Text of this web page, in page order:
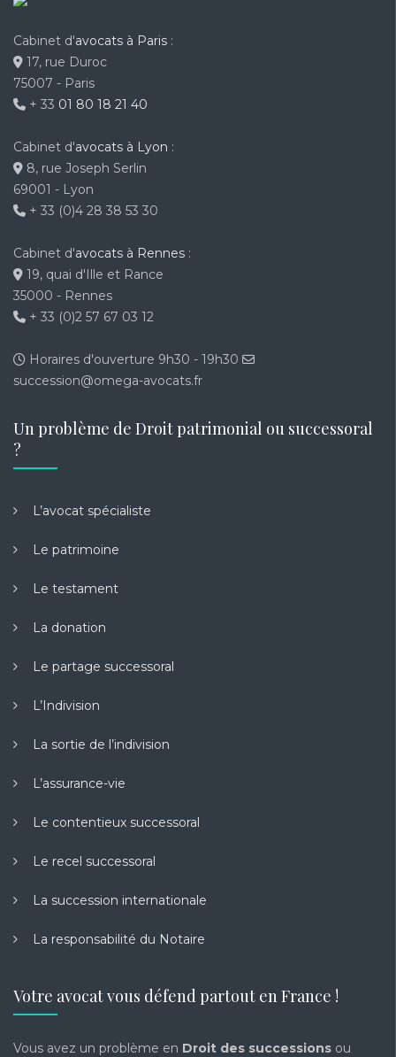
Cabinet d'avocats à Paris :
17, rue Duroc
75007 - Paris
+ 33 01 80 18 21 40
Cabinet d'avocats à Lyon :
8, rue Joseph Serlin
69001 - Lyon
+ 33 (0)4 28 38 53 30
Cabinet d'avocats à Rennes :
19, quai d'Ille et Rance
35000 - Rennes
+ 33 (0)2 57 67 03 12
Horaires d'ouverture 9h30 - 19h30
succession@omega-avocats.fr
Un problème de Droit patrimonial ou successoral
?
L’avocat spécialiste
Le patrimoine
Le testament
La donation
Le partage successoral
L’Indivision
La sortie de l’indivision
L’assurance-vie
Le contentieux successoral
Le recel successoral
La succession internationale
La responsabilité du Notaire
Votre avocat vous défend partout en France !
Vous avez un problème en Droit des successions ou